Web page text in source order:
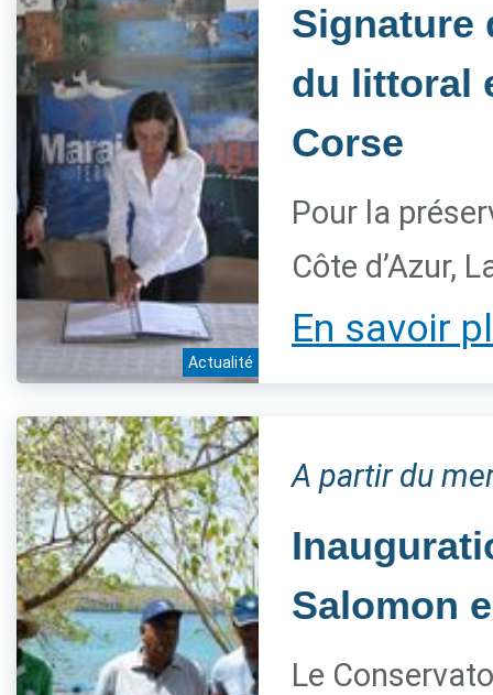
Actualité
Signature
du littoral
Corse
Pour la
Côte d’Azur,
En savoir
A partir du
Salomon
Le